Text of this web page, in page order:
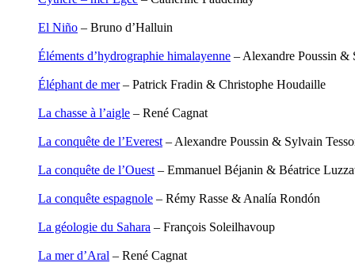
Carbonnaux Stéphan
Carrau Noak
Chérel Guillaume
Chapuis Éric
Chastel Marie
Chenot Philippe
Clémenceau Adrien
Conesa Gabriel
Cotta Jean-Marc
Crane Adrian
Paris
Pays dogon
Pèlerin d�€�Orient
Périple de Sao� Mai
Roues libres
Route de la soie
Route des Amériques
Sahara
Siberut
Sinaï
Spitzberg
Ténéré
Terre Adélie
Terre d�€�Ellesmere
El Niño – Bruno d’Halluin
Éléments d’hydrographie himalayenne – Alexandre Poussin &
Éléphant de mer– Patrick Fradin & Christophe Houdaille
La chasse à l’aigle – René Cagnat
La conquête de l’Everest – Alexandre Poussin & Sylvain
La conquête de l’Ouest – Emmanuel Béjanin & Béatrice
La conquête espagnole – Rémy Rasse & Analía Rondón
La géologie du Sahara – François Soleilhavoup
La mer d’Aral – René Cagnat